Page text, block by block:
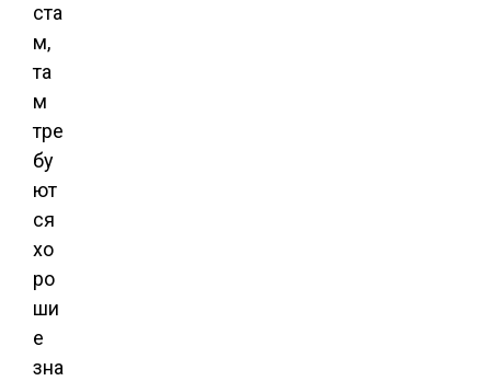
ста
м,
та
м
тре
бу
ют
ся
хо
ро
ши
е
зна